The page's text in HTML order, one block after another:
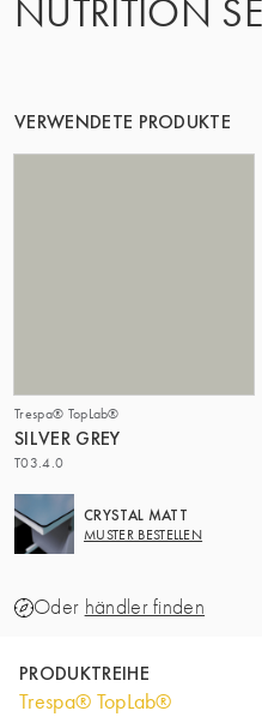
NUTRITION
VERWENDETE PRODUKTE
Trespa® TopLab®
SILVER GREY
T03.4.0
CRYSTAL MATT
MUSTER BESTELLEN
Oder händler finden
PRODUKTREIHE
Trespa® TopLab®